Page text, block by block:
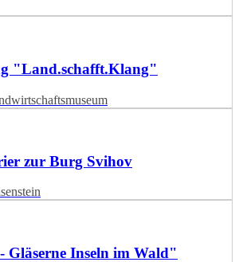
"Land.schafft.Klang"
zur Burg Svihov
Gläserne Inseln im Wald"